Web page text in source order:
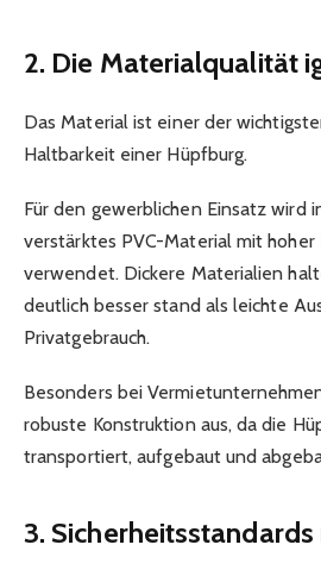
2. Die Materialqualität
Das Material ist einer der
Haltbarkeit einer Hüpfburg.
Für den gewerblichen Einsatz wird
verstärktes PVC-Material mit
verwendet. Dickere Materialien
deutlich besser stand als leichte
Privatgebrauch.
Besonders bei
robuste Konstruktion aus, da die
transportiert, aufgebaut und
3.